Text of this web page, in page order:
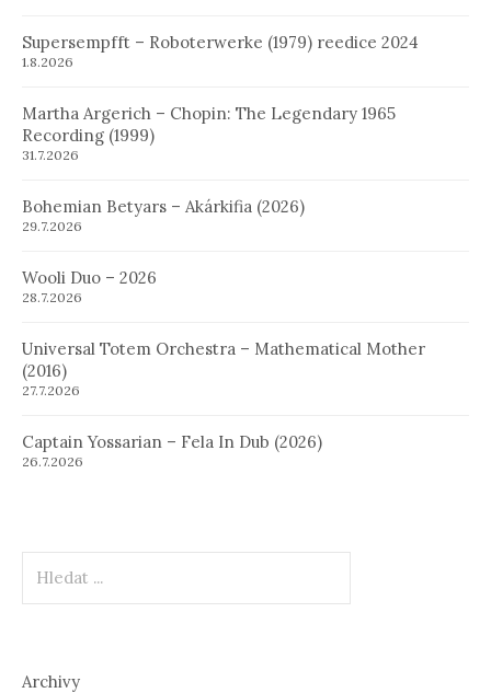
Supersempfft – Roboterwerke (1979) reedice 2024
1.8.2026
Martha Argerich – Chopin: The Legendary 1965
Recording (1999)
31.7.2026
Bohemian Betyars – Akárkifia (2026)
29.7.2026
Wooli Duo – 2026
28.7.2026
Universal Totem Orchestra – Mathematical Mother
(2016)
27.7.2026
Captain Yossarian – Fela In Dub (2026)
26.7.2026
Archivy